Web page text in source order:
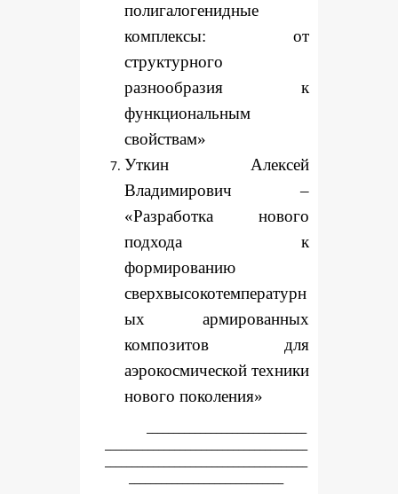
полигалогенидные
комплексы: от
структурного
разнообразия к
функциональным
свойствам»
Уткин Алексей
Владимирович –
«Разработка нового
подхода к
формированию
сверхвысокотемпературн
ых армированных
композитов для
аэрокосмической техники
нового поколения»